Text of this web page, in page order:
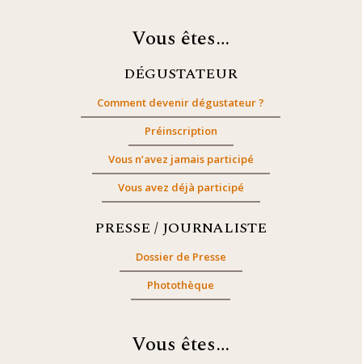
Vous êtes…
DÉGUSTATEUR
Comment devenir dégustateur ?
Préinscription
Vous n’avez jamais participé
Vous avez déjà participé
PRESSE / JOURNALISTE
Dossier de Presse
Photothèque
Vous êtes…